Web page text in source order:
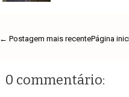
← Postagem mais recentePágina
0 commentário: